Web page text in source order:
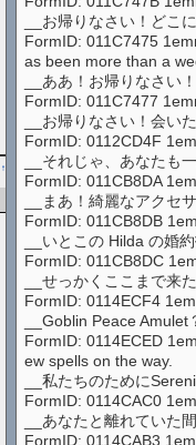
__お帰りなさい！どこ
FormID: 011C7475
as been more than a
__ああ！お帰りなさい
FormID: 011C7477
__お帰りなさい！会い
FormID: 0112CD4F
__それじゃ、あなたも
FormID: 011CB8DA
__まあ！綺麗なアクセ
FormID: 011CB8DB
__いとこの Hilda の婚
FormID: 011CB8DC
__せっかくここまで来
FormID: 0114ECF4
__Goblin Peace
FormID: 0114ECED
ew spells on the way.
__私たちのために
FormID: 0114CAC0
__あなたと離れていた
FormID: 0114CAB3
↑